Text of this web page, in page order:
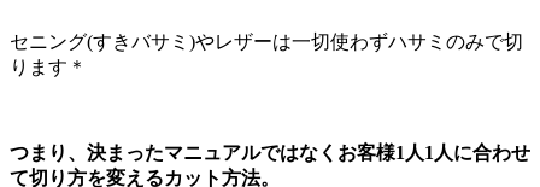
セニング(すきバサミ)やレザーは一切使わずハサミのみで切
ります＊
つまり、決まったマニュアルではなくお客様1人1人に合わせ
て切り方を変えるカット方法。